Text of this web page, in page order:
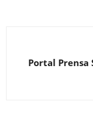
Portal Prensa